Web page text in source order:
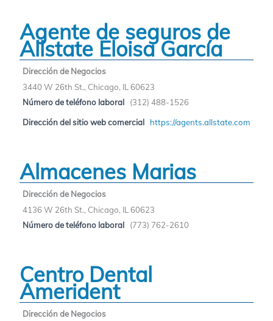
Agente de seguros de
Allstate Eloisa García
Dirección de Negocios
3440 W 26th St., Chicago, IL 60623
Número de teléfono laboral
(312) 488-1526
Dirección del sitio web comercial https://agents.allstate.com
Almacenes Marias
Dirección de Negocios
4136 W 26th St., Chicago, IL 60623
Número de teléfono laboral
(773) 762-2610
Centro Dental
Amerident
Dirección de Negocios